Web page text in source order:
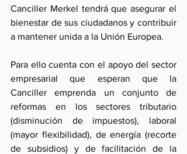
Canciller Merkel tendrá que asegurar el
bienestar de sus ciudadanos y contribuir
a mantener unida a la Unión Europea.
Para ello cuenta con el apoyo del sector
empresarial que esperan que la
Canciller emprenda un conjunto de
reformas en los sectores tributario
(disminución de impuestos), laboral
(mayor flexibilidad), de energía (recorte
de subsidios) y de facilitación de la